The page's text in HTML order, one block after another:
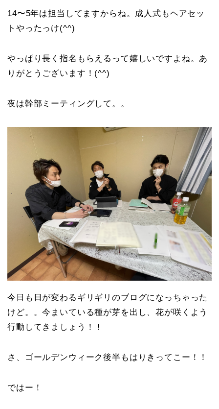
14〜5年は担当してますからね。成人式もヘアセッ
トやったっけ(^^)
やっぱり長く指名もらえるって嬉しいですよね。あ
りがとうございます！(^^)
夜は幹部ミーティングして。。
今日も日が変わるギリギリのブログになっちゃった
けど。。今まいている種が芽を出し、花が咲くよう
行動してきましょう！！
さ、ゴールデンウィーク後半もはりきってこー！！
ではー！